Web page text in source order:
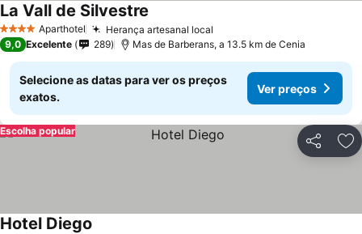
4 EstrelasAparthotel Herança artesanal local
La Vall de Silvestre
9,0 Excelente 289 Mas de Barberans, a 13.5 km de Cenia
Selecione as datas para ver os preços
exatos.
Ver preços
Partilhar
Escolha popular
Hotel Diego